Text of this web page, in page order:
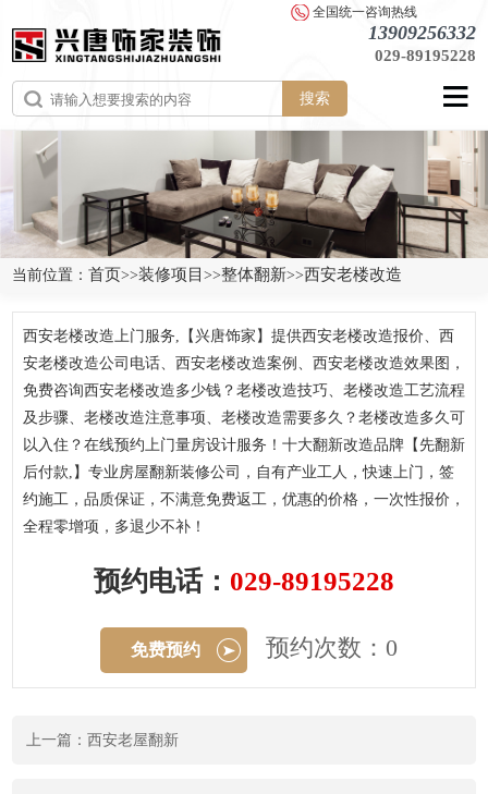
全国统一咨询热线
13909256332
029-89195228
搜索
当前位置：首页>>装修项目>>整体翻新>>西安老楼改造
西安老楼改造上门服务,【兴唐饰家】提供西安老楼改造报价、西
安老楼改造公司电话、西安老楼改造案例、西安老楼改造效果图，
免费咨询西安老楼改造多少钱？老楼改造技巧、老楼改造工艺流程
及步骤、老楼改造注意事项、老楼改造需要多久？老楼改造多久可
以入住？在线预约上门量房设计服务！十大翻新改造品牌【先翻新
后付款,】专业房屋翻新装修公司，自有产业工人，快速上门，签
约施工，品质保证，不满意免费返工，优惠的价格，一次性报价，
全程零增项，多退少不补！
预约电话： 029-89195228
免费预约 预约次数：0
上一篇：西安老屋翻新